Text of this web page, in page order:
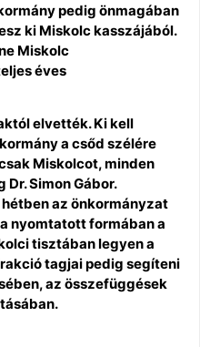
pedig önmagában
ki Miskolc kasszájából.
Miskolc
éves
elvették. Ki kell
a csőd szélére
Miskolcot, minden
Simon Gábor.
az önkormányzat
nyomtatott formában a
tisztában legyen a
tagjai pedig segíteni
az összefüggések